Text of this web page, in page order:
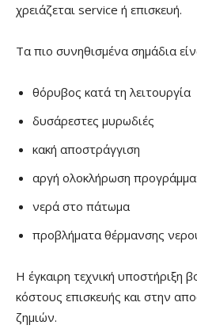
χρειάζεται service ή επισκευή.
Τα πιο συνηθισμένα σημάδια
θόρυβος κατά τη λειτουργία
δυσάρεστες μυρωδιές
κακή αποστράγγιση
αργή ολοκλήρωση
νερά στο πάτωμα
προβλήματα θέρμανσης
Η έγκαιρη τεχνική υποστήριξη
κόστους επισκευής και στην
ζημιών.